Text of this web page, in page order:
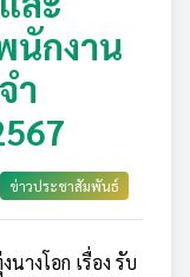
นักงาน
ำ
ข่าวประชาสัมพันธ์
างโอก เรื่อง รับ